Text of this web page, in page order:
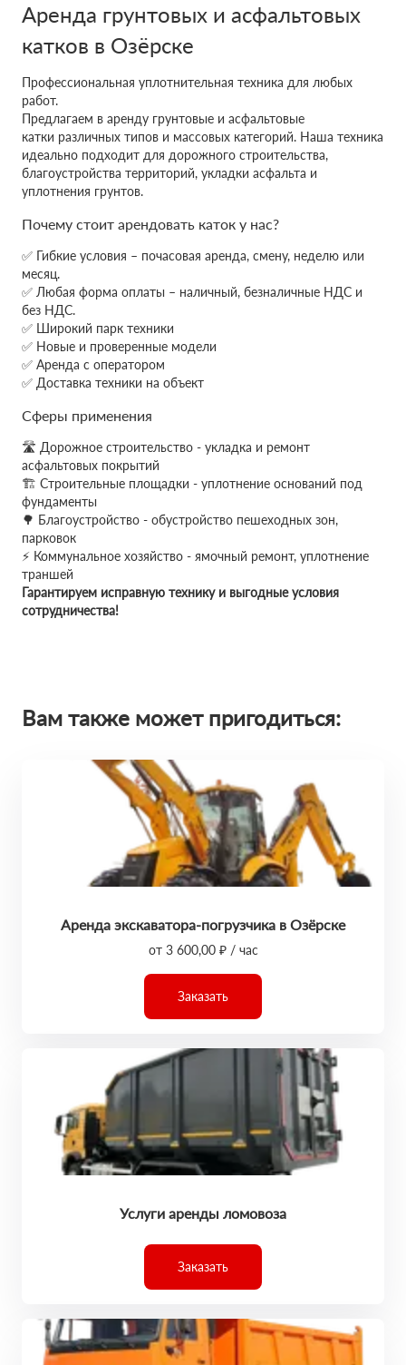
Аренда грунтовых и асфальтовых
катков в Озёрске
Профессиональная уплотнительная техника для любых
работ.
Предлагаем в аренду грунтовые и асфальтовые
катки различных типов и массовых категорий. Наша техника
идеально подходит для дорожного строительства,
благоустройства территорий, укладки асфальта и
уплотнения грунтов.
Почему стоит арендовать каток у нас?
✅ Гибкие условия – почасовая аренда, смену, неделю или
месяц.
✅ Любая форма оплаты – наличный, безналичные НДС и
без НДС.
✅ Широкий парк техники
✅ Новые и проверенные модели
✅ Аренда с оператором
✅ Доставка техники на объект
Сферы применения
🛣 Дорожное строительство - укладка и ремонт
асфальтовых покрытий
🏗 Строительные площадки - уплотнение оснований под
фундаменты
🌳 Благоустройство - обустройство пешеходных зон,
парковок
⚡ Коммунальное хозяйство - ямочный ремонт, уплотнение
траншей
Гарантируем исправную технику и выгодные условия
сотрудничества!
Вам также может пригодиться:
Аренда экскаватора-погрузчика в Озёрске
от 3 600,00 ₽ / час
Заказать
Услуги аренды ломовоза
Заказать